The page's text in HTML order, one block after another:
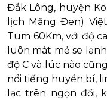
Đắk Lông, huyện
lịch Măng Đen)
Tum 60Km, với độ
luôn mát mẻ se
độ C và lúc nào
nổi tiếng huyền bí,
lạc trên ngọn đồi,